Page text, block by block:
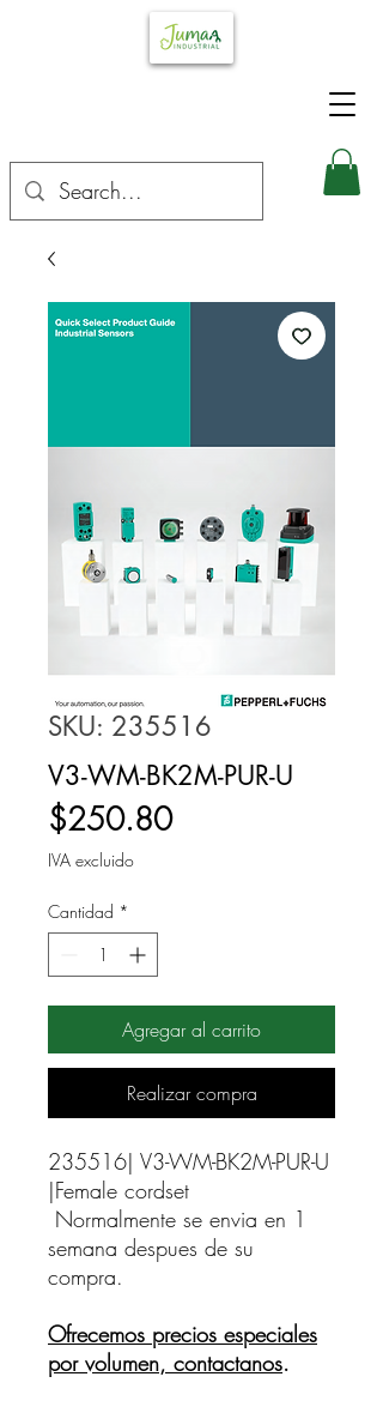
SKU: 235516
V3-WM-BK2M-PUR-U
$250.80Precio
IVA excluido
Cantidad *
Agregar al carrito
Realizar compra
235516| V3-WM-BK2M-PUR-U
|Female cordset
Normalmente se envia en 1
semana despues de su
compra.
Ofrecemos precios especiales
por volumen, contactanos.